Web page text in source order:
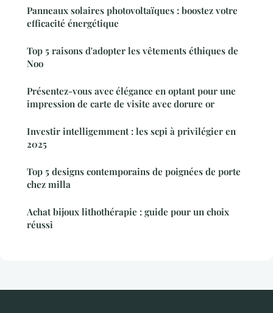
Panneaux solaires photovoltaïques : boostez votre
efficacité énergétique
Top 5 raisons d'adopter les vêtements éthiques de
Noo
Présentez-vous avec élégance en optant pour une
impression de carte de visite avec dorure or
Investir intelligemment : les scpi à privilégier en
2025
Top 5 designs contemporains de poignées de porte
chez milla
Achat bijoux lithothérapie : guide pour un choix
réussi